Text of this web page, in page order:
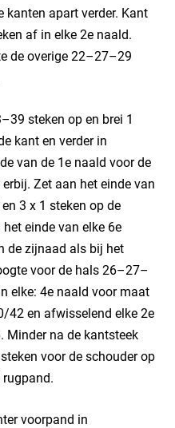
kanten apart verder. Kant
af in elke 2e naald.
de overige 22–27–29
steken op en brei 1
kant en verder in
van de 1e naald voor de
Zet aan het einde van
3 x 1 steken op de
einde van elke 6e
de zijnaad als bij het
voor de hals 26–27–
elke: 4e naald voor maat
42 en afwisselend elke 2e
Minder na de kantsteek
voor de schouder op
voorpand in